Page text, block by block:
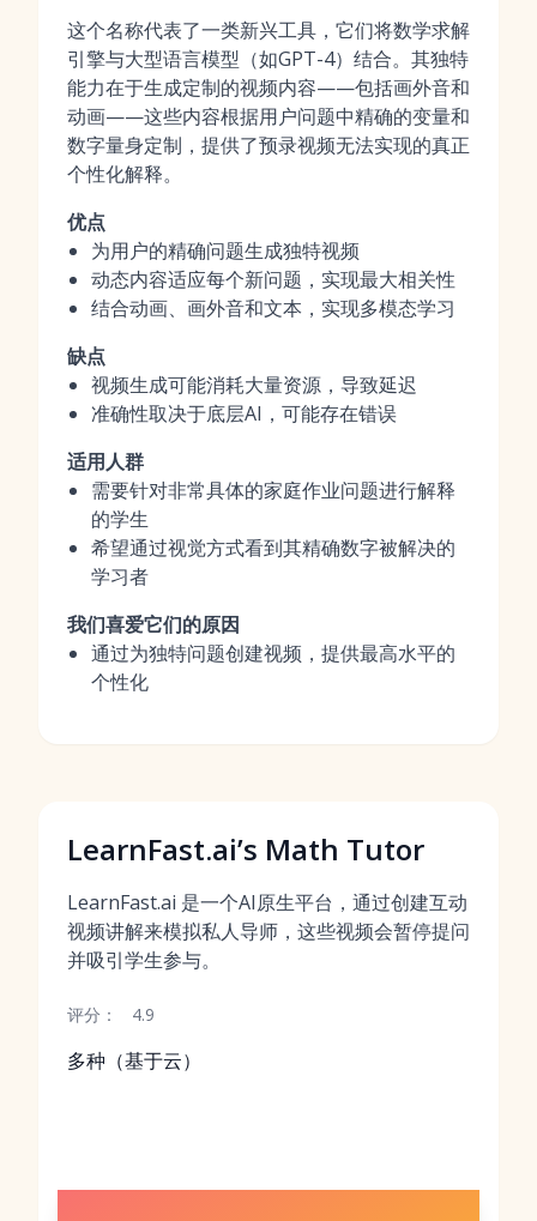
这个名称代表了一类新兴工具，它们将数学求解
引擎与大型语言模型（如GPT-4）结合。其独特
能力在于生成定制的视频内容——包括画外音和
动画——这些内容根据用户问题中精确的变量和
数字量身定制，提供了预录视频无法实现的真正
个性化解释。
优点
为用户的精确问题生成独特视频
动态内容适应每个新问题，实现最大相关性
结合动画、画外音和文本，实现多模态学习
缺点
视频生成可能消耗大量资源，导致延迟
准确性取决于底层AI，可能存在错误
适用人群
需要针对非常具体的家庭作业问题进行解释
的学生
希望通过视觉方式看到其精确数字被解决的
学习者
我们喜爱它们的原因
通过为独特问题创建视频，提供最高水平的
个性化
LearnFast.ai’s Math Tutor
LearnFast.ai 是一个AI原生平台，通过创建互动
视频讲解来模拟私人导师，这些视频会暂停提问
并吸引学生参与。
评分： 4.9
多种（基于云）